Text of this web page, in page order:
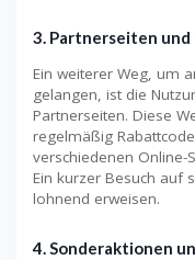
3. Partnerseiten
Ein weiterer Weg, um
gelangen, ist die
Partnerseiten. Diese
regelmäßig
verschiedenen Online-
Ein kurzer Besuch auf
lohnend erweisen.
4. Sonderaktionen